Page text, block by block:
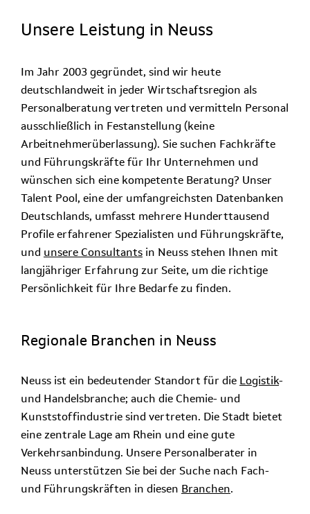
Unsere Leistung in Neuss
Im Jahr 2003 gegründet, sind wir heute
deutschlandweit in jeder Wirtschaftsregion als
Personalberatung vertreten und vermitteln Personal
ausschließlich in Festanstellung (keine
Arbeitnehmerüberlassung). Sie suchen Fachkräfte
und Führungskräfte für Ihr Unternehmen und
wünschen sich eine kompetente Beratung? Unser
Talent Pool, eine der umfangreichsten Datenbanken
Deutschlands, umfasst mehrere Hunderttausend
Profile erfahrener Spezialisten und Führungskräfte,
und unsere Consultants in Neuss stehen Ihnen mit
langjähriger Erfahrung zur Seite, um die richtige
Persönlichkeit für Ihre Bedarfe zu finden.
Regionale Branchen in Neuss
Neuss ist ein bedeutender Standort für die Logistik-
und Handelsbranche; auch die Chemie- und
Kunststoffindustrie sind vertreten. Die Stadt bietet
eine zentrale Lage am Rhein und eine gute
Verkehrsanbindung. Unsere Personalberater in
Neuss unterstützen Sie bei der Suche nach Fach-
und Führungskräften in diesen Branchen.